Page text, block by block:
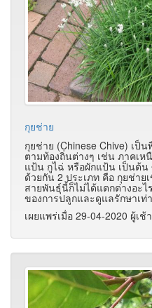
กุยช่าย
กุยช่าย (Chinese Chive) เป็
ตามท้องถิ่นต่างๆ เช่น ภาคเห
แป้น กูไฉ่ หรือผักแป้น เป็นต้
ด้วยกัน 2 ประเภท คือ กุยช่าย
สายพันธุ์นี้ก็ไม่ได้แตกต่างอะไ
ของการปลูกและดูแลรักษาเท่
เผยแพร่เมื่อ 29-04-2020 ผู้เ